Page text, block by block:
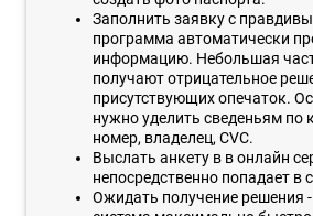
Заполнить заявку с
программа автоматически
информацию. Небольшая
получают отрицательное
присутствующих опечаток.
нужно уделить сведеньям по
номер, владелец, CVC.
Выслать анкету в в онлайн
непосредственно попадает в
Ожидать получение решения -